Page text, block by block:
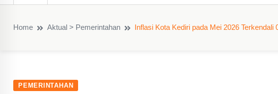
Home Aktual > Pemerintahan Inflasi Kota Kediri pada Mei 2026
PEMERINTAHAN